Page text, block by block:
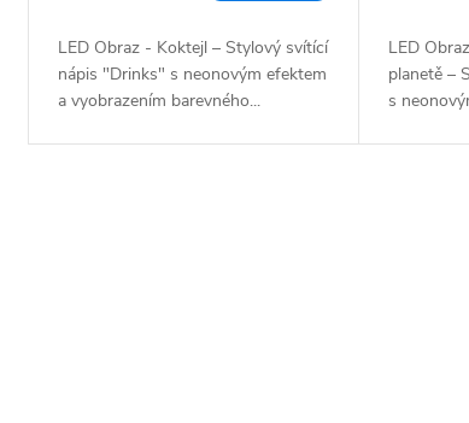
LED Obraz - Koktejl – Stylový svítící
nápis "Drinks" s neonovým efektem
a vyobrazením barevného...
LED
planetě –
s